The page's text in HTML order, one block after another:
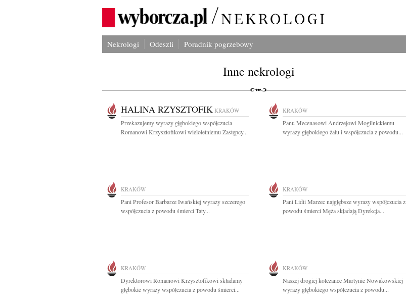
Nekrologi Odeszli Poradnik pogrzebowy
Inne nekrologi
HALINA RZYSZTOFIK KRAKÓW
Przekazujemy wyrazy głębokiego współczucia
Romanowi Krzysztofikowi wieloletniemu Zastępcy...
KRAKÓW
Panu Mecenasowi Andrzejowi Mogilnickiemu
wyrazy głębokiego żalu i współczucia z powodu...
KRAKÓW
Pani Profesor Barbarze Iwańskiej wyrazy szczerego
współczucia z powodu śmierci Taty...
KRAKÓW
Pani Lidii Marzec najgłębsze wyrazy współczucia z
powodu śmierci Męża składają Dyrekcja...
KRAKÓW
Dyrektorowi Romanowi Krzysztofikowi składamy
głębokie wyrazy współczucia z powodu śmierci...
KRAKÓW
Naszej drogiej koleżance Martynie Nowakowskiej
wyrazy głębokiego współczucia z powodu...